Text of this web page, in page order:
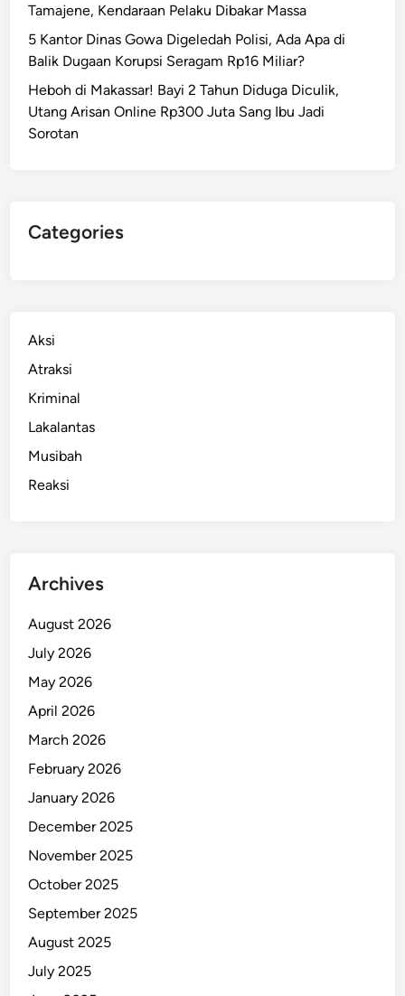
Tamajene, Kendaraan Pelaku Dibakar Massa
5 Kantor Dinas Gowa Digeledah Polisi, Ada Apa di
Balik Dugaan Korupsi Seragam Rp16 Miliar?
Heboh di Makassar! Bayi 2 Tahun Diduga Diculik,
Utang Arisan Online Rp300 Juta Sang Ibu Jadi
Sorotan
Categories
Aksi
Atraksi
Kriminal
Lakalantas
Musibah
Reaksi
Archives
August 2026
July 2026
May 2026
April 2026
March 2026
February 2026
January 2026
December 2025
November 2025
October 2025
September 2025
August 2025
July 2025